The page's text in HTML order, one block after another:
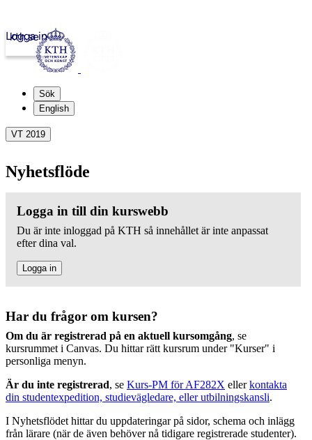
kth.se
Logga in
Sök
English
VT 2019
Nyhetsflöde
Logga in till din kurswebb
Du är inte inloggad på KTH så innehållet är inte anpassat
efter dina val.
Logga in
Har du frågor om kursen?
Om du är registrerad på en aktuell kursomgång, se
kursrummet i Canvas. Du hittar rätt kursrum under "Kurser" i
personliga menyn.
Är du inte registrerad, se Kurs-PM för AF282X ellerkontakta
din studentexpedition, studievägledare, eller utbilningskansli.
I Nyhetsflödet hittar du uppdateringar på sidor, schema och inlägg
från lärare (när de även behöver nå tidigare registrerade studenter).